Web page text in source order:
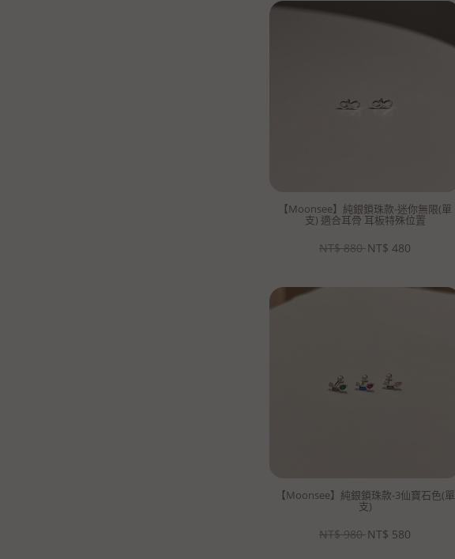
【Moonsee】純銀鎖珠款-迷你無限(單
支) 適合耳骨 耳板特殊位置
NT$ 880 NT$ 480
【Moonsee】純銀鎖珠款-3仙寶石色(單
支)
NT$ 980 NT$ 580